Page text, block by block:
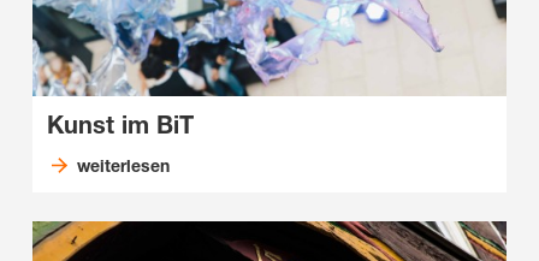
Kunst im BiT
weiterlesen